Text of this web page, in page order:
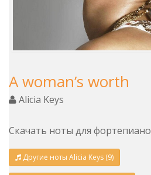
A woman’s worth
Alicia Keys
Скачать ноты для фортепиано
Другие ноты Alicia Keys (9)